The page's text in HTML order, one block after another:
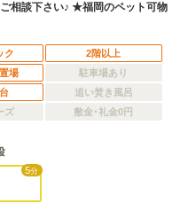
相談下さい♪ ★福岡のペット可物
ク
2階以上
場
駐車場あり
追い焚き風呂
ズ 敷金･礼金0円
5分